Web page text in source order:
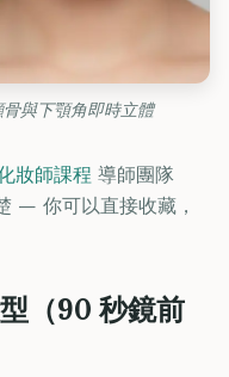
與下顎角即時立體
妝師課程 導師團隊
— 你可以直接收藏，
（90 秒鏡前